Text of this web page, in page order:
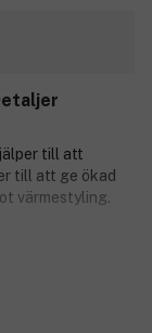
till att
till att ge ökad
värmestyling.